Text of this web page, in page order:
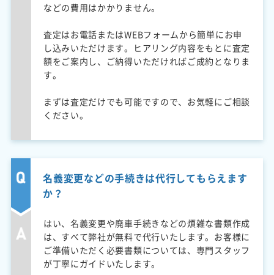
などの費用はかかりません。
査定はお電話またはWEBフォームから簡単にお申
し込みいただけます。ヒアリング内容をもとに査定
額をご案内し、ご納得いただければご成約となりま
す。
まずは査定だけでも可能ですので、お気軽にご相談
ください。
名義変更などの手続きは代行してもらえます
か？
はい、名義変更や廃車手続きなどの煩雑な書類作成
は、すべて弊社が無料で代行いたします。お客様に
ご準備いただく必要書類については、専門スタッフ
が丁寧にガイドいたします。